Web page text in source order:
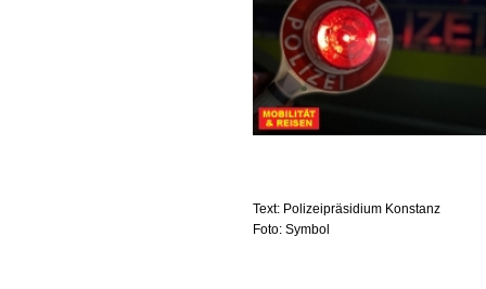
Text: Polizeipräsidium Konstanz
Foto: Symbol